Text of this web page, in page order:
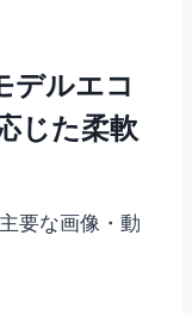
デルエコ
じた柔軟
要な画像・動